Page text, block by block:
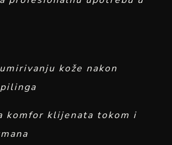
kože nakon
komfor klijenata tokom i